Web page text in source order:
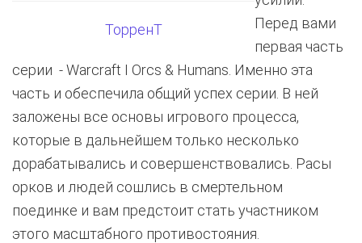
ТорренТ
Перед вами
первая часть
серии - Warcraft I Orcs & Humans. Именно эта
часть и обеспечила общий успех серии. В ней
заложены все основы игрового процесса,
которые в дальнейшем только несколько
дорабатывались и совершенствовались. Расы
орков и людей сошлись в смертельном
поединке и вам предстоит стать участником
этого масштабного противостояния.